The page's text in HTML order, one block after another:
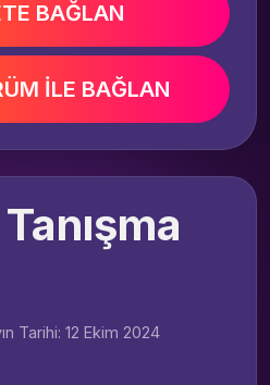
BAĞLAN
İLE BAĞLAN
Tarihi: 12 Ekim 2024